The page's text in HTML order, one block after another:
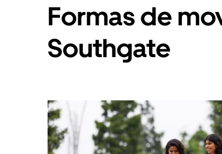
Formas de
Southgate